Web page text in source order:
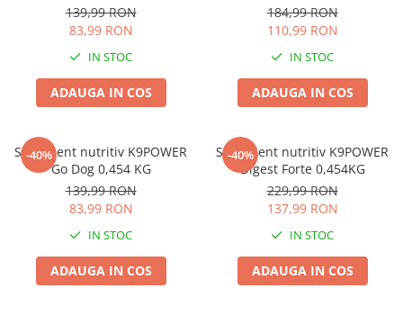
Hrană Păsări
Meniuri Păsări
Suplimente Nutritive
Delicii Păsări
Îngrijire Păsări
Așternut Igienic Păsări
Rozătoare
Hrană Rozătoare
139,99 RON
83,99 RON
IN STOC
ADAUGA IN COS
184,99 RON
110,99 RON
IN STOC
ADAUGA IN COS
-40%
Supliment nutritiv K9POWER
Go Dog 0,454 KG
139,99 RON
83,99 RON
IN STOC
ADAUGA IN COS
-40%
Supliment nutritiv K9POWER
Digest Forte 0,454KG
229,99 RON
137,99 RON
IN STOC
ADAUGA IN COS